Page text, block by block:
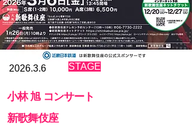
・チケット郵送先住所
・ご連絡先（TEL/FAX/携帯電話番号）
※チケットのお渡しは、基本的に事前に入金を確認後
郵送させていただきます。
※チケット購入時には必ず日時と座席をご確認くださ
い
②Confetti（カンフェティ）
2026年4月22日10：00～発売
2026.3.6 ​STAGE
小林 旭 コンサート
新歌舞伎座